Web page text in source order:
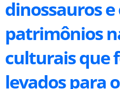
dinossauros
patrimônios
culturais que
levados para